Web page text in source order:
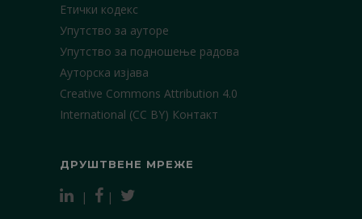
Етички кодекс
Упутство за ауторе
Упутство за подношење радова
Ауторска изјава
Creative Commons Attribution 4.0
International (CC BY) Контакт
ДРУШТВЕНЕ МРЕЖЕ
| |